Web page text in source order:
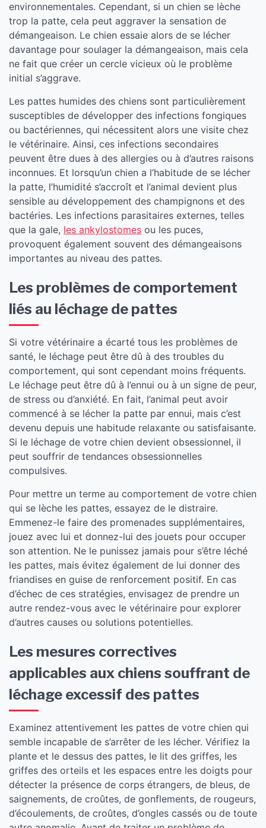
environnementales. Cependant, si un chien se lèche
trop la patte, cela peut aggraver la sensation de
démangeaison. Le chien essaie alors de se lécher
davantage pour soulager la démangeaison, mais cela
ne fait que créer un cercle vicieux où le problème
initial s’aggrave.
Les pattes humides des chiens sont particulièrement
susceptibles de développer des infections fongiques
ou bactériennes, qui nécessitent alors une visite chez
le vétérinaire. Ainsi, ces infections secondaires
peuvent être dues à des allergies ou à d’autres raisons
inconnues. Et lorsqu’un chien a l’habitude de se lécher
la patte, l’humidité s’accroît et l’animal devient plus
sensible au développement des champignons et des
bactéries. Les infections parasitaires externes, telles
que la gale, les ankylostomes ou les puces,
provoquent également souvent des démangeaisons
importantes au niveau des pattes.
Les problèmes de comportement
liés au léchage de pattes
Si votre vétérinaire a écarté tous les problèmes de
santé, le léchage peut être dû à des troubles du
comportement, qui sont cependant moins fréquents.
Le léchage peut être dû à l’ennui ou à un signe de peur,
de stress ou d’anxiété. En fait, l’animal peut avoir
commencé à se lécher la patte par ennui, mais c’est
devenu depuis une habitude relaxante ou satisfaisante.
Si le léchage de votre chien devient obsessionnel, il
peut souffrir de tendances obsessionnelles
compulsives.
Pour mettre un terme au comportement de votre chien
qui se lèche les pattes, essayez de le distraire.
Emmenez-le faire des promenades supplémentaires,
jouez avec lui et donnez-lui des jouets pour occuper
son attention. Ne le punissez jamais pour s’être léché
les pattes, mais évitez également de lui donner des
friandises en guise de renforcement positif. En cas
d’échec de ces stratégies, envisagez de prendre un
autre rendez-vous avec le vétérinaire pour explorer
d’autres causes ou solutions potentielles.
Les mesures correctives
applicables aux chiens souffrant de
léchage excessif des pattes
Examinez attentivement les pattes de votre chien qui
semble incapable de s’arrêter de les lécher. Vérifiez la
plante et le dessus des pattes, le lit des griffes, les
griffes des orteils et les espaces entre les doigts pour
détecter la présence de corps étrangers, de bleus, de
saignements, de croûtes, de gonflements, de rougeurs,
d’écoulements, de croûtes, d’ongles cassés ou de toute